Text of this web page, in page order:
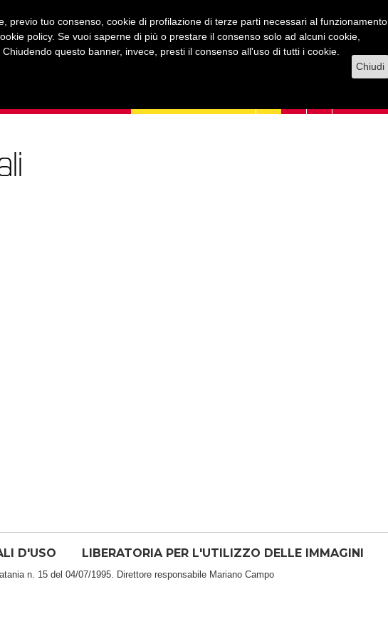
previo tuo consenso, cookie di profilazione di terze parti necessari al funzionamento
policy. Se vuoi saperne di più o prestare il consenso solo ad alcuni cookie,
. Chiudendo questo banner, invece, presti il consenso all'uso di tutti i cookie.
Chiudi
D'USO LIBERATORIA PER L'UTILIZZO DELLE IMMAGINI
n. 15 del 04/07/1995. Direttore responsabile Mariano Campo